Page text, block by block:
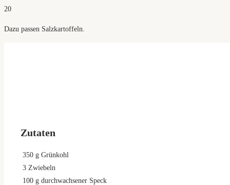
20
Dazu passen Salzkartoffeln.
Zutaten
350 g Grünkohl
3 Zwiebeln
100 g durchwachsener Speck